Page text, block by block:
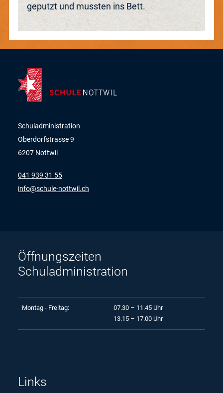
geputzt und mussten ins Bett.
Schuladministration
Oberdorfstrasse 9
6207 Nottwil
041 939 31 55
nf
sch -n ttw ch
Öffnungszeiten
Schuladministration
Montag - Freitag:
07.30 – 11.45 Uhr
13.15 – 17.00 Uhr
Links